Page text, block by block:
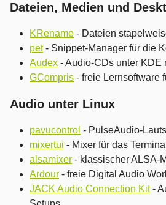
Dateien, Medien und
KRename - Dateien
pet- Snippet-Manager für die
Audex - Audio-CDs unter KDE
GCompris - freie Lernsoftware
Audio unter Linux
pavucontrol - PulseAudio-
mixertui - Mixer für das Terminal
alsamixer - klassischer ALSA-
Ardour - freie Digital Audio
JACK Audio Connection Kit-